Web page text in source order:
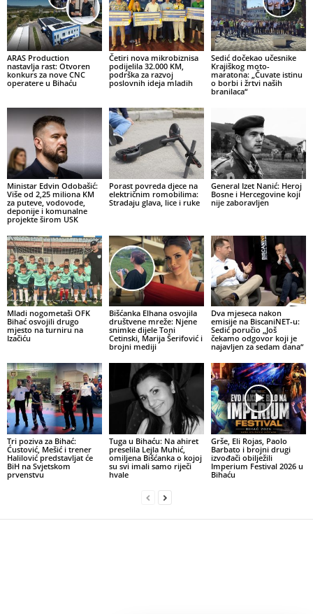
ARAS Production
nastavlja rast: Otvoren
konkurs za nove CNC
operatere u Bihaću
Četiri nova mikrobiznisa
podijelila 32.000 KM,
podrška za razvoj
poslovnih ideja mladih
Sedić dočekao učesnike
Krajiškog moto-
maratona: „Čuvate istinu
o borbi i žrtvi naših
branilaca“
Ministar Edvin Odobašić:
Više od 2,25 miliona KM
za puteve, vodovode,
deponije i komunalne
projekte širom USK
Porast povreda djece na
električnim romobilima:
Stradaju glava, lice i ruke
General Izet Nanić: Heroj
Bosne i Hercegovine koji
nije zaboravljen
Mladi nogometaši OFK
Bihać osvojili drugo
mjesto na turniru na
Izačiću
Bišćanka Elhana osvojila
društvene mreže: Njene
snimke dijele Toni
Cetinski, Marija Šerifović i
brojni mediji
Dva mjeseca nakon
emisije na BiscaniNET-u:
Sedić poručio „Još
čekamo odgovor koji je
najavljen za sedam dana“
Tri poziva za Bihać:
Ćustović, Mešić i trener
Halilović predstavljat će
BiH na Svjetskom
prvenstvu
Tuga u Bihaću: Na ahiret
preselila Lejla Muhić,
omiljena Bišćanka o kojoj
su svi imali samo riječi
hvale
Grše, Eli Rojas, Paolo
Barbato i brojni drugi
izvođači obilježili
Imperium Festival 2026 u
Bihaću